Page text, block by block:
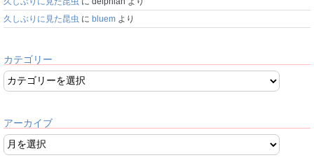
久しぶりに見た昆虫 に bluem より
カテゴリー
アーカイブ